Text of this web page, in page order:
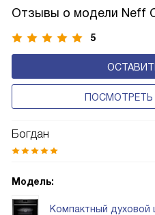
Отзывы о модели Neff
5
Богдан
Модель:
Компактный духовой